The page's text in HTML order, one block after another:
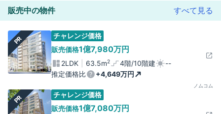
販売中の物件 すべて見る
PR
チャレンジ価格
販売価格1億7,980万円
2LDK 63.5m2 4階/10階建
--
推定価格比
+4,649万円
ノムコム
PR
チャレンジ価格
販売価格1億7,080万円